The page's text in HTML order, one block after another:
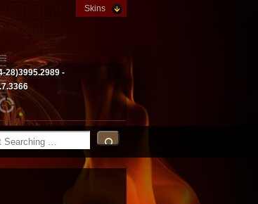
Skins
28)3995.2989 -